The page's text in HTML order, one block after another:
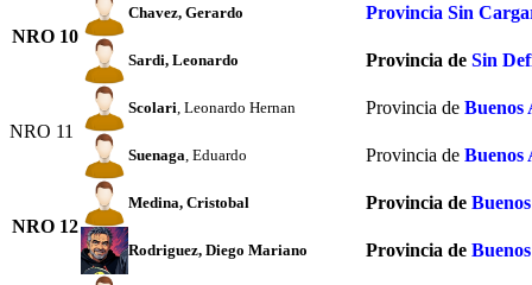
NRO 10
Chavez, Gerardo Provincia Sin
Sardi, Leonardo Provincia de Sin
NRO 11
Scolari , Leonardo Hernan Provincia de Buenos
Suenaga , Eduardo Provincia de Buenos
NRO 12
Medina, Cristobal Provincia de
Rodriguez, Diego Mariano Provincia de